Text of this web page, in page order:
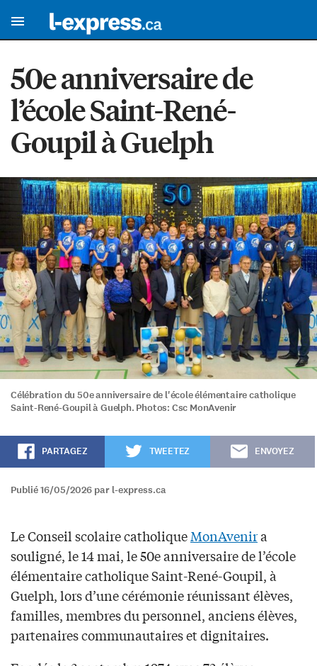
50e anniversaire de
l’école Saint-René-
Goupil à Guelph
Célébration du 50e anniversaire de l'école élémentaire catholique
Saint-René-Goupil à Guelph. Photos: Csc MonAvenir
PARTAGEZ TWEETEZ ENVOYEZ
Publié 16/05/2026 par l-express.ca
Le Conseil scolaire catholiqueMonAvenira
souligné, le 14 mai, le 50e anniversaire de l’école
élémentaire catholique Saint-René-Goupil, à
Guelph, lors d’une cérémonie réunissant élèves,
familles, membres du personnel, anciens élèves,
partenaires communautaires et dignitaires.